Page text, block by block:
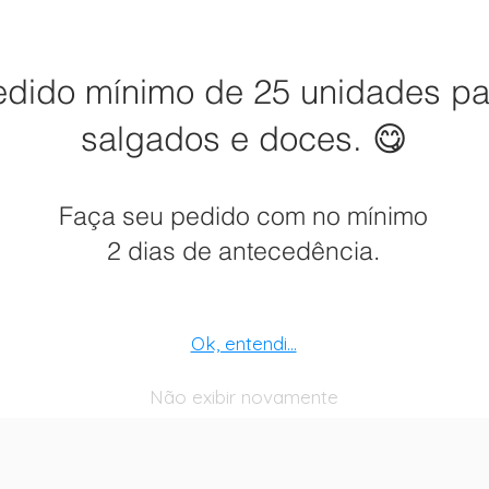
mínimo de 25 unidades
salgados e doces. 😋
Faça seu pedido com no mínimo
2 dias de antecedência.
Ok, entendi...
Não exibir novamente